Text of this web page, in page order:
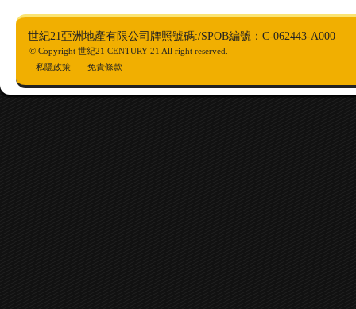
世紀21亞洲地產有限公司牌照號碼:/SPOB編號：C-062443-A000
© Copyright 世紀21 CENTURY 21 All right reserved.
私隱政策
免責條款